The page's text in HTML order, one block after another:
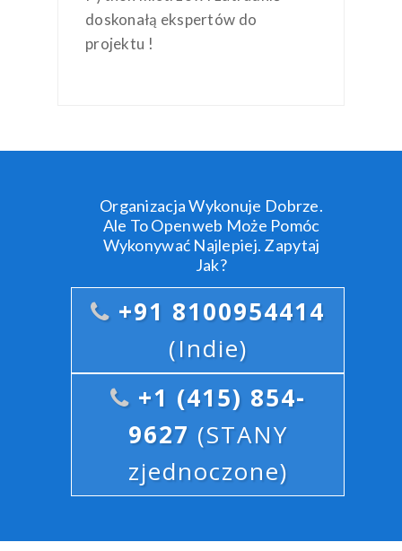
doskonałą ekspertów do
projektu !
Organizacja Wykonuje Dobrze.
Ale To Openweb Może Pomóc
Wykonywać Najlepiej. Zapytaj
Jak?
+91 8100954414
(Indie)
+1 (415) 854-
9627 (STANY
zjednoczone)